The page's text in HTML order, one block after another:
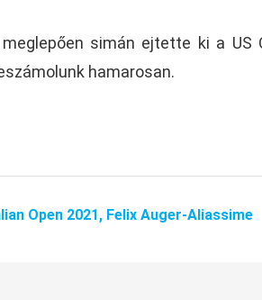
simán ejtette ki a US
hamarosan.
Open 2021, Felix Auger-Aliassime